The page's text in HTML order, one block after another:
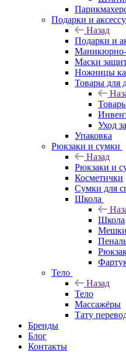
Подарки и
Назад
Подарки и
Маски
Ножницы
Товары для
Уход
Упаковка
Рюкзаки и сумки
Назад
Рюкзаки и
Косметички
Сумки для
Школа
Школа
Мешки
Тело
Назад
Тело
Массажёры
Тату
Бренды
Блог
Контакты